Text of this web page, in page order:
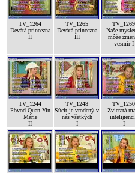
TV_1264
Devátá princezna
II
TV_1265
Devátá princezna
III
TV_1269
Naše
môže
vesmír I
TV_1244
Pôvod Quan Yin
Márie
II
TV_1248
Súcit je vrodený v
nás všetkých
I
TV_1250
Zvieratá
I